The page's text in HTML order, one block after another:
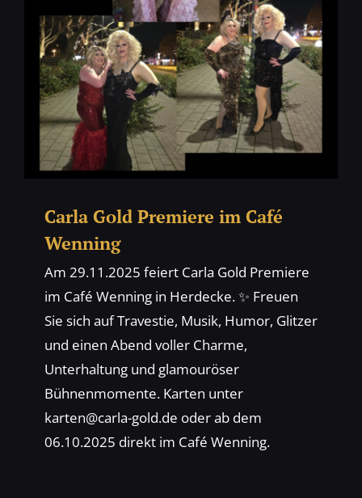
Carla Gold Premiere im Café
Wenning
Am 29.11.2025 feiert Carla Gold Premiere
im Café Wenning in Herdecke. ✨ Freuen
Sie sich auf Travestie, Musik, Humor, Glitzer
und einen Abend voller Charme,
Unterhaltung und glamouröser
Bühnenmomente. Karten unter
karten@carla-gold.de oder ab dem
06.10.2025 direkt im Café Wenning.